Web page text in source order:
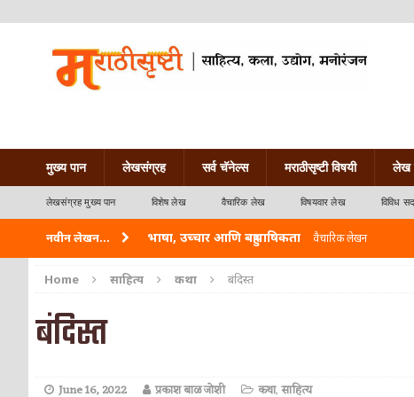
मुख्य पान लेखसंग्रह सर्व चॅनेल्स मराठीसृष्टी विषयी लेख
लेखसंग्रह मुख्य पान विशेष लेख वैचारिक लेख विषयवार लेख विविध
नवीन लेखन... भाषा, उच्चार आणि बहुभाषिकता वैचारिक लेखन
वारी विठ्ठलाची कविता-गझल-चारोळी-वात्रटिका
अशी एक कविता लिहू इच्छिते कविता-गझल-चारोळी-वात्रटिका
Home साहित्य कथा बंदिस्त
बंदिस्त
June 16, 2022 प्रकाश बाळ जोशी कथा,साहित्य